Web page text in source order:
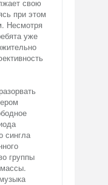
свою
при этом
Несмотря
уже
сингла
группы